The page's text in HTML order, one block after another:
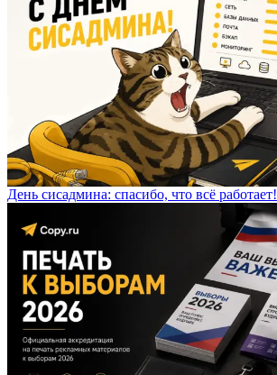
День сисадмина: спасибо, что всё работает!